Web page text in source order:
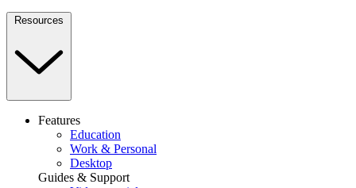
Resources
Features
Education
Work & Personal
Desktop
Guides & Support